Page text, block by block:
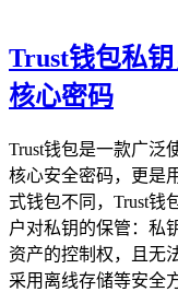
Trust钱包私
核心密码
Trust钱包是一款广泛
核心安全密码，更是
式钱包不同，Trust钱
户对私钥的保管：私
资产的控制权，且无
采用离线存储等安全